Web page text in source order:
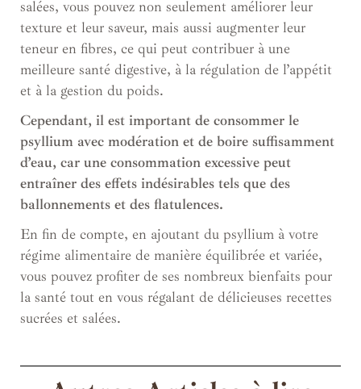
salées, vous pouvez non seulement améliorer leur
texture et leur saveur, mais aussi augmenter leur
teneur en fibres, ce qui peut contribuer à une
meilleure santé digestive, à la régulation de l’appétit
et à la gestion du poids.
Cependant, il est important de consommer le
psyllium avec modération et de boire suffisamment
d’eau, car une consommation excessive peut
entraîner des effets indésirables tels que des
ballonnements et des flatulences.
En fin de compte, en ajoutant du psyllium à votre
régime alimentaire de manière équilibrée et variée,
vous pouvez profiter de ses nombreux bienfaits pour
la santé tout en vous régalant de délicieuses recettes
sucrées et salées.